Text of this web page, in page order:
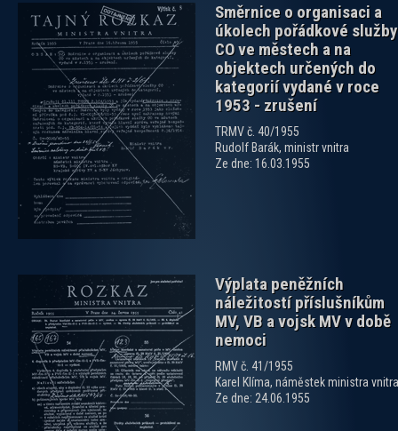
Směrnice o organisaci a
úkolech pořádkové služby
CO ve městech a na
objektech určených do
kategorií vydané v roce
1953 - zrušení
TRMV č. 40/1955
Rudolf Barák, ministr vnitra
Ze dne: 16.03.1955
Výplata peněžních
náležitostí příslušníkům
MV, VB a vojsk MV v době
nemoci
RMV č. 41/1955
Karel Klíma, náměstek ministra vnitra
Ze dne: 24.06.1955
zobrazit PDF dokument
zobrazit PDF dokument